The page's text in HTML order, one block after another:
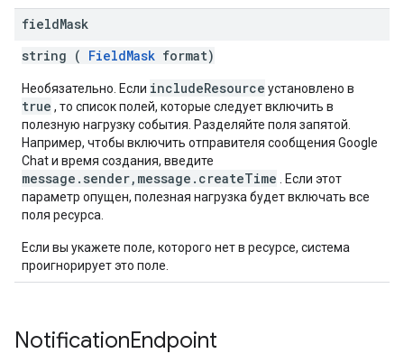
fieldMask
string ( FieldMask format)
Необязательно. Если includeResource установлено в
true , то список полей, которые следует включить в
полезную нагрузку события. Разделяйте поля запятой.
Например, чтобы включить отправителя сообщения Google
Chat и время создания, введите
message.sender,message.createTime . Если этот
параметр опущен, полезная нагрузка будет включать все
поля ресурса.
Если вы укажете поле, которого нет в ресурсе, система
проигнорирует это поле.
NotificationEndpoint